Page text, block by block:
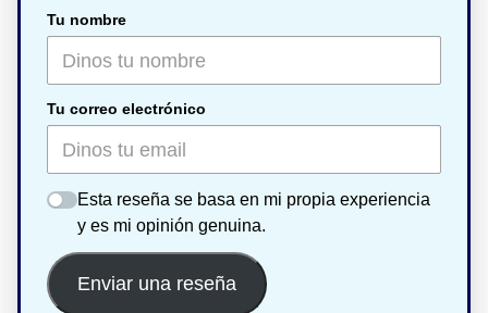
Tu nombre
Tu correo electrónico
Esta reseña se basa en mi propia experiencia
y es mi opinión genuina.
Enviar una reseña